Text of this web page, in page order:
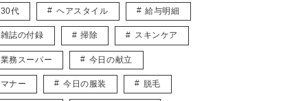
30代 ヘアスタイル 給与明細
雑誌の付録 掃除 スキンケア
業務スーパー 今日の献立
マナー 今日の服装 脱毛